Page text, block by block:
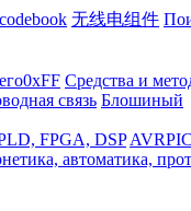
codebook 无线电组件
0xFF Средства и
связь Блошиный
FPGA, DSP AVRPIC
автоматика,